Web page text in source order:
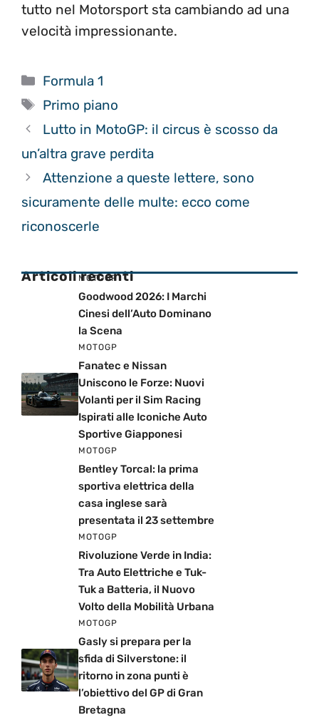
tutto nel Motorsport sta cambiando ad una
velocità impressionante.
Categorie
Formula 1
Tag
Primo piano
Lutto in MotoGP: il circus è scosso da
un’altra grave perdita
Attenzione a queste lettere, sono
sicuramente delle multe: ecco come
riconoscerle
Articoli recenti
MOTOGP
Goodwood 2026: I Marchi
Cinesi dell’Auto Dominano
la Scena
MOTOGP
Fanatec e Nissan
Uniscono le Forze: Nuovi
Volanti per il Sim Racing
Ispirati alle Iconiche Auto
Sportive Giapponesi
MOTOGP
Bentley Torcal: la prima
sportiva elettrica della
casa inglese sarà
presentata il 23 settembre
MOTOGP
Rivoluzione Verde in India:
Tra Auto Elettriche e Tuk-
Tuk a Batteria, il Nuovo
Volto della Mobilità Urbana
MOTOGP
Gasly si prepara per la
sfida di Silverstone: il
ritorno in zona punti è
l’obiettivo del GP di Gran
Bretagna